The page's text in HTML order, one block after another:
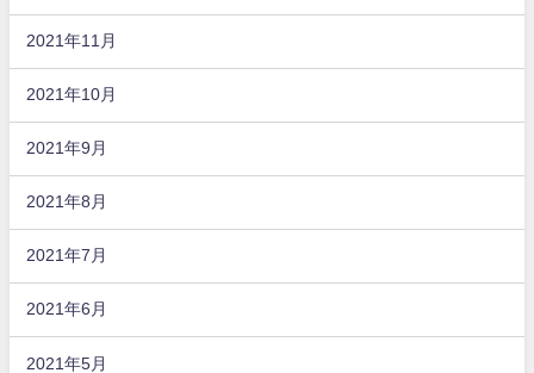
2021年11月
2021年10月
2021年9月
2021年8月
2021年7月
2021年6月
2021年5月